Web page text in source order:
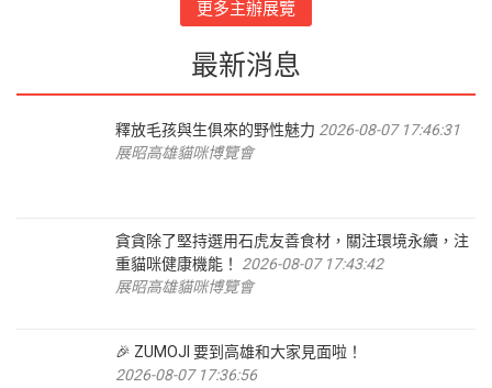
更多主辦展覽
最新消息
釋放毛孩與生俱來的野性魅力 2026-08-07 17:46:31
展昭高雄貓咪博覽會
貪貪除了堅持選用石虎友善食材，關注環境永續，注
重貓咪健康機能！ 2026-08-07 17:43:42
展昭高雄貓咪博覽會
🎉 ZUMOJI 要到高雄和大家見面啦！
2026-08-07 17:36:56